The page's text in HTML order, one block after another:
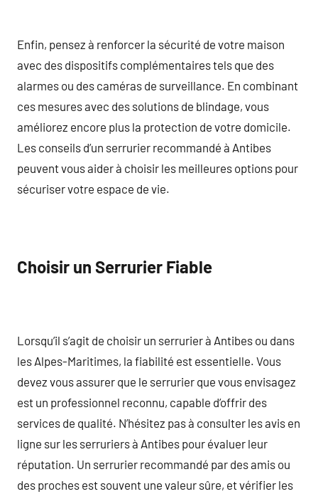
Enfin, pensez à renforcer la sécurité de votre maison
avec des dispositifs complémentaires tels que des
alarmes ou des caméras de surveillance. En combinant
ces mesures avec des solutions de blindage, vous
améliorez encore plus la protection de votre domicile.
Les conseils d’un serrurier recommandé à Antibes
peuvent vous aider à choisir les meilleures options pour
sécuriser votre espace de vie.
Choisir un Serrurier Fiable
Lorsqu’il s’agit de choisir un serrurier à Antibes ou dans
les Alpes-Maritimes, la fiabilité est essentielle. Vous
devez vous assurer que le serrurier que vous envisagez
est un professionnel reconnu, capable d’offrir des
services de qualité. N’hésitez pas à consulter les avis en
ligne sur les serruriers à Antibes pour évaluer leur
réputation. Un serrurier recommandé par des amis ou
des proches est souvent une valeur sûre, et vérifier les